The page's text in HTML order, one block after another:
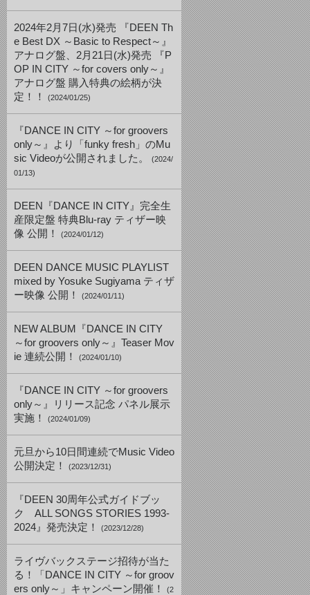
2024年2月7日(水)発売 『DEEN Th
e Best DX ～Basic to Respect～』
アナログ盤、2月21日(水)発売 『P
OP IN CITY ～for covers only～』
アナログ盤 購入特典の絵柄が決
定！！
(2024/01/25)
『DANCE IN CITY ～for groovers
only～』より「funky fresh」のMu
sic Videoが公開されました。
(2024/
01/13)
DEEN『DANCE IN CITY』完全生
産限定盤 特典Blu-ray ティザー映
像 公開！
(2024/01/12)
DEEN DANCE MUSIC PLAYLIST
mixed by Yosuke Sugiyama ティザ
ー映像 公開！
(2024/01/11)
NEW ALBUM『DANCE IN CITY
～for groovers only～』Teaser Mov
ie 連続公開！
(2024/01/10)
『DANCE IN CITY ～for groovers
only～』リリース記念 パネル展示
実施！
(2024/01/09)
元旦から10日間連続でMusic Video
公開決定！
(2023/12/31)
『DEEN 30周年公式ガイドブッ
ク ALL SONGS STORIES 1993-
2024』発売決定！
(2023/12/28)
ライヴバックステージ招待が当た
る！「DANCE IN CITY ～for groov
ers only～」キャンペーン開催！
(2